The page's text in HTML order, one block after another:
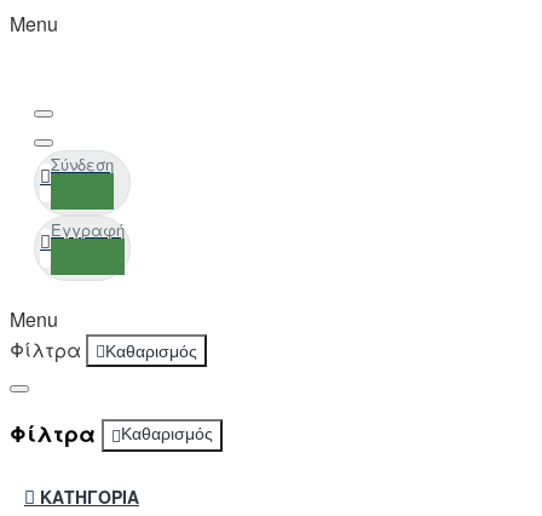
Menu
Σύνδεση
Εγγραφή
Menu
Φίλτρα
Καθαρισμός
Φίλτρα Καθαρισμός
ΚΑΤΗΓΟΡΊΑ